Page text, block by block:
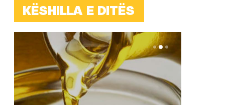
KËSHILLA E DITËS